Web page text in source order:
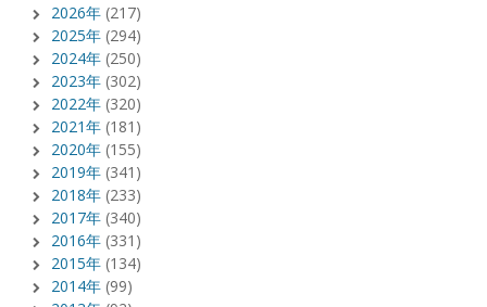
2026年 (217)
2025年 (294)
2024年 (250)
2023年 (302)
2022年 (320)
2021年 (181)
2020年 (155)
2019年 (341)
2018年 (233)
2017年 (340)
2016年 (331)
2015年 (134)
2014年 (99)